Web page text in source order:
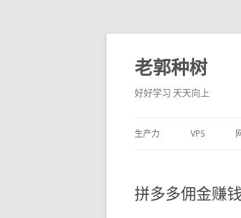
老郭种树
好好学习 天天向上
生产力 VPS
拼多多佣金赚